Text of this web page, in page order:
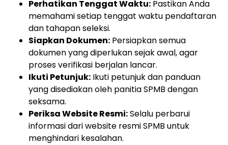
Perhatikan Tenggat Waktu: Pastikan Anda
memahami setiap tenggat waktu pendaftaran
dan tahapan seleksi.
Siapkan Dokumen: Persiapkan semua
dokumen yang diperlukan sejak awal, agar
proses verifikasi berjalan lancar.
Ikuti Petunjuk: Ikuti petunjuk dan panduan
yang disediakan oleh panitia SPMB dengan
seksama.
Periksa Website Resmi:Selalu perbarui
informasi dari website resmi SPMB untuk
menghindari kesalahan.